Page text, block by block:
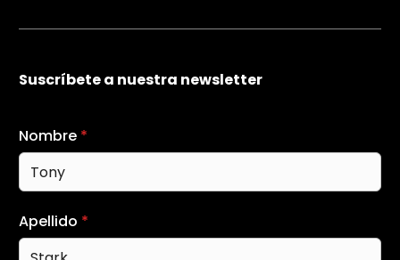
Suscríbete a nuestra newsletter
Nombre *
Apellido *